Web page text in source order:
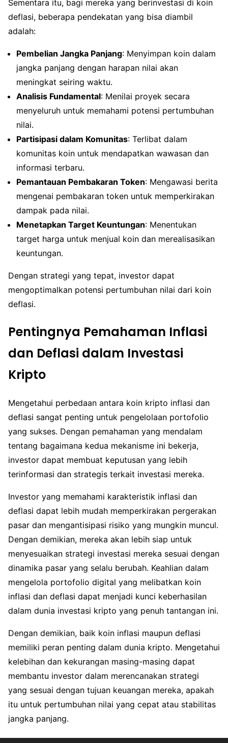
Sementara itu, bagi mereka yang berinvestasi di koin
deflasi, beberapa pendekatan yang bisa diambil
adalah:
Pembelian Jangka Panjang: Menyimpan koin dalam
jangka panjang dengan harapan nilai akan
meningkat seiring waktu.
Analisis Fundamental: Menilai proyek secara
menyeluruh untuk memahami potensi pertumbuhan
nilai.
Partisipasi dalam Komunitas: Terlibat dalam
komunitas koin untuk mendapatkan wawasan dan
informasi terbaru.
Pemantauan Pembakaran Token: Mengawasi berita
mengenai pembakaran token untuk memperkirakan
dampak pada nilai.
Menetapkan Target Keuntungan: Menentukan
target harga untuk menjual koin dan merealisasikan
keuntungan.
Dengan strategi yang tepat, investor dapat
mengoptimalkan potensi pertumbuhan nilai dari koin
deflasi.
Pentingnya Pemahaman Inflasi
dan Deflasi dalam Investasi
Kripto
Mengetahui perbedaan antara koin kripto inflasi dan
deflasi sangat penting untuk pengelolaan portofolio
yang sukses. Dengan pemahaman yang mendalam
tentang bagaimana kedua mekanisme ini bekerja,
investor dapat membuat keputusan yang lebih
terinformasi dan strategis terkait investasi mereka.
Investor yang memahami karakteristik inflasi dan
deflasi dapat lebih mudah memperkirakan pergerakan
pasar dan mengantisipasi risiko yang mungkin muncul.
Dengan demikian, mereka akan lebih siap untuk
menyesuaikan strategi investasi mereka sesuai dengan
dinamika pasar yang selalu berubah. Keahlian dalam
mengelola portofolio digital yang melibatkan koin
inflasi dan deflasi dapat menjadi kunci keberhasilan
dalam dunia investasi kripto yang penuh tantangan ini.
Dengan demikian, baik koin inflasi maupun deflasi
memiliki peran penting dalam dunia kripto. Mengetahui
kelebihan dan kekurangan masing-masing dapat
membantu investor dalam merencanakan strategi
yang sesuai dengan tujuan keuangan mereka, apakah
itu untuk pertumbuhan nilai yang cepat atau stabilitas
jangka panjang.